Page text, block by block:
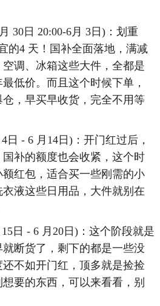
日 20:00-6月 3日)：划重
的4 天！国补全面落地，满减
调、冰箱这些大件，全都是
低价。而且这个时候下单，
，早买早收货，完全不用等
- 6 月14日)：开门红过后，
补的额度也会收紧，这个时
红包，适合买一些刚需的小
液这些日用品，大件就别在
- 6 月20日)：这个阶段就是
断货了，剩下的都是一些没
不如开门红，顶多就是捡捡
要的东西，可以来看看，别